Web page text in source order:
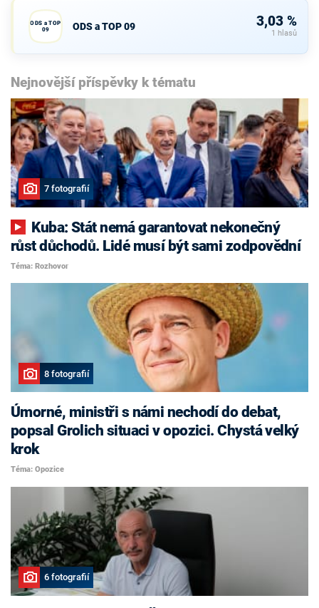
ODS a TOP
09
ODS a TOP 09 3,03 %
1 hlasů
Nejnovější příspěvky k tématu
7 fotografií
růst důchodů. Lidé musí být sami zodpovědní
Téma: Rozhovor
8 fotografií
Úmorné, ministři s námi nechodí do debat,
popsal Grolich situaci v opozici. Chystá velký
krok
Téma: Opozice
6 fotografií